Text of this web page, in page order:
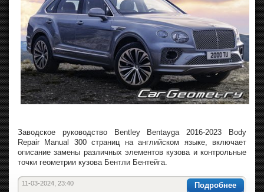
Заводское руководство Bentley Bentayga 2016-2023 Body
Repair Manual 300 страниц на английском языке, включает
описание замены различных элементов кузова и контрольные
точки геометрии кузова Бентли Бентейга.
Подробнее
11-03-2024, 23:40